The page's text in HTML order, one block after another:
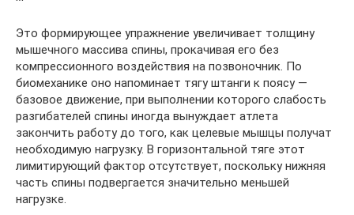
Это формирующее упражнение увеличивает толщину
мышечного массива спины, прокачивая его без
компрессионного воздействия на позвоночник. По
биомеханике оно напоминает тягу штанги к поясу —
базовое движение, при выполнении которого слабость
разгибателей спины иногда вынуждает атлета
закончить работу до того, как целевые мышцы получат
необходимую нагрузку. В горизонтальной тяге этот
лимитирующий фактор отсутствует, поскольку нижняя
часть спины подвергается значительно меньшей
нагрузке.